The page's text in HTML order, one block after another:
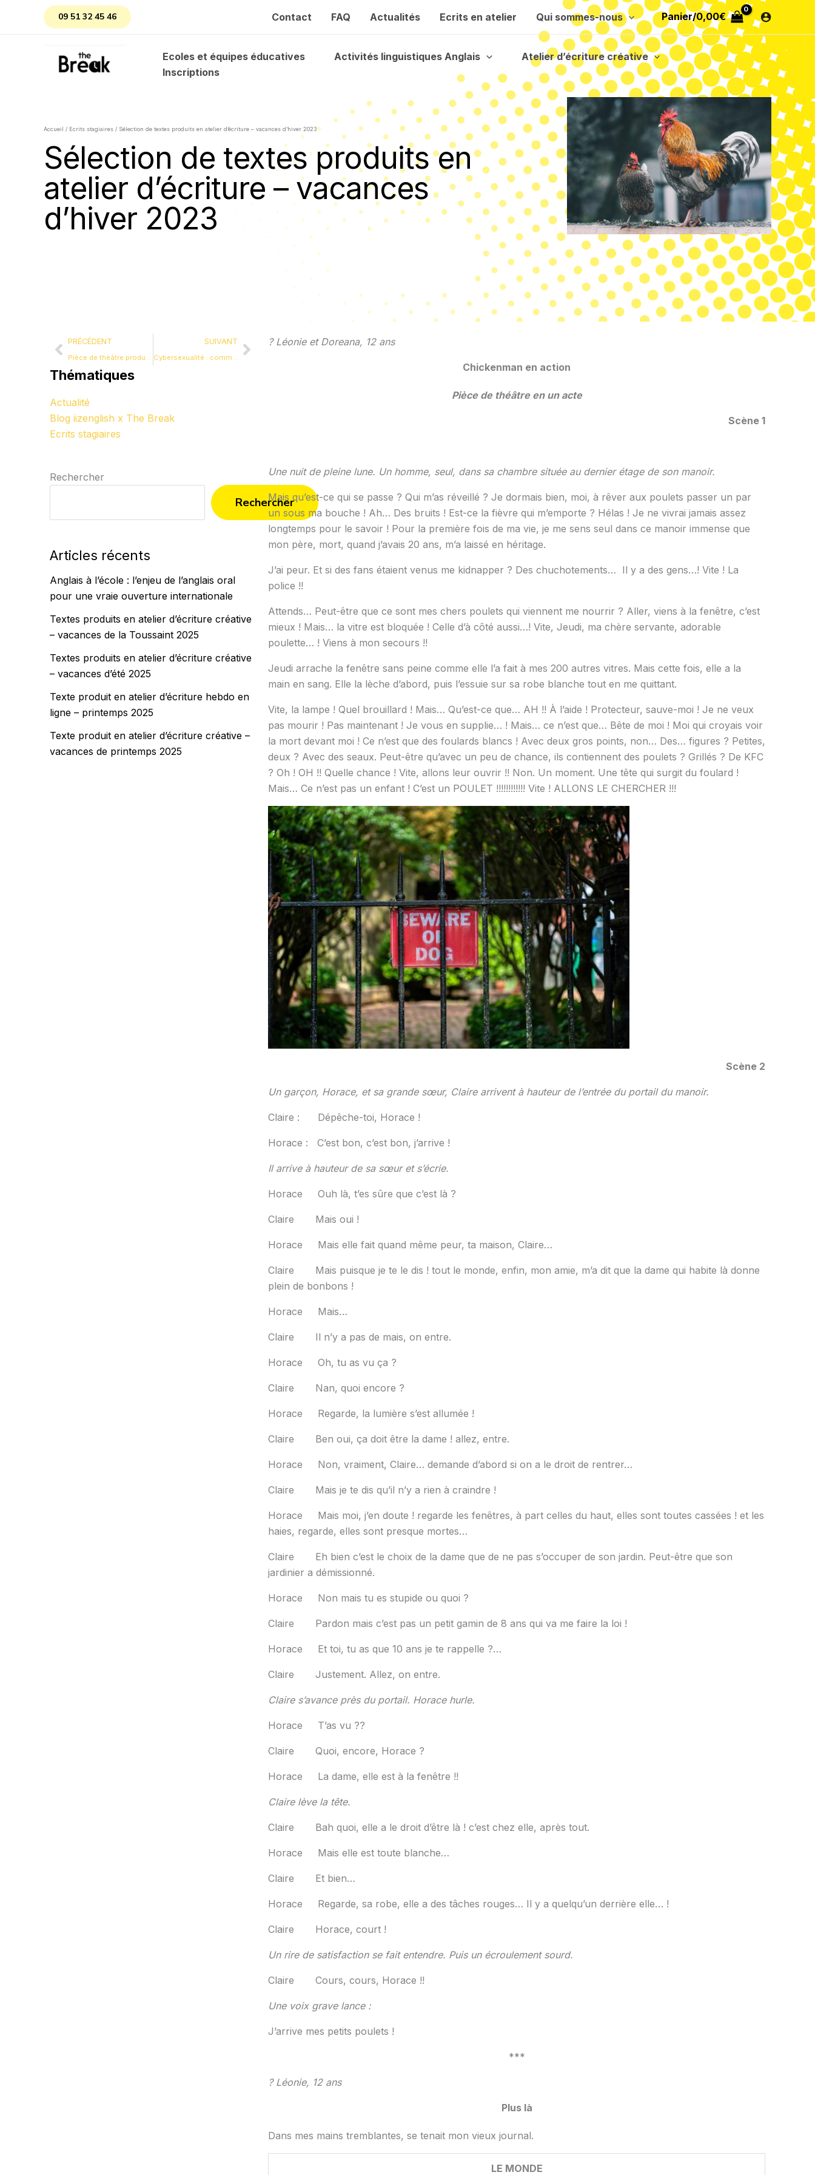
09 51 32 45 46 Contact FAQ Actualités Ecrits en atelier Qui sommes-nous Panier/0,00€
Ecoles et équipes éducatives Activités linguistiques Anglais
Atelier d’écriture créative
Inscriptions
Accueil / Ecrits stagiaires / Sélection de textes produits en atelier d’écriture – vacances d’hiver 2023
Sélection de textes produits en
atelier d’écriture – vacances
d’hiver 2023
Précédent
PRÉCÉDENT
Pièce de théâtre produite en atelier Théâtre et improvisation en anglais – classe de 3ème
SUIVANT
Cybersexualité : comment protéger les enfants et les adolescents
Suivant
Thématiques
Actualité
Blog iizenglish x The Break
Ecrits stagiaires
Rechercher
Rechercher
Articles récents
Anglais à l’école : l’enjeu de l’anglais oral
pour une vraie ouverture internationale
Textes produits en atelier d’écriture créative
– vacances de la Toussaint 2025
Textes produits en atelier d’écriture créative
– vacances d’été 2025
Texte produit en atelier d’écriture hebdo en
ligne – printemps 2025
Texte produit en atelier d’écriture créative –
vacances de printemps 2025
? Léonie et Doreana, 12 ans
Chickenman en action
Pièce de théâtre en un acte
Scène 1
Une nuit de pleine lune. Un homme, seul, dans sa chambre située au dernier étage de son manoir.
Mais qu’est-ce qui se passe ? Qui m’as réveillé ? Je dormais bien, moi, à rêver aux poulets passer un par
un sous ma bouche ! Ah… Des bruits ! Est-ce la fièvre qui m’emporte ? Hélas ! Je ne vivrai jamais assez
longtemps pour le savoir ! Pour la première fois de ma vie, je me sens seul dans ce manoir immense que
mon père, mort, quand j’avais 20 ans, m’a laissé en héritage.
J’ai peur. Et si des fans étaient venus me kidnapper ? Des chuchotements… Il y a des gens…! Vite ! La
police !!
Attends… Peut-être que ce sont mes chers poulets qui viennent me nourrir ? Aller, viens à la fenêtre, c’est
mieux ! Mais… la vitre est bloquée ! Celle d’à côté aussi…! Vite, Jeudi, ma chère servante, adorable
poulette… ! Viens à mon secours !!
Jeudi arrache la fenêtre sans peine comme elle l’a fait à mes 200 autres vitres. Mais cette fois, elle a la
main en sang. Elle la lèche d’abord, puis l’essuie sur sa robe blanche tout en me quittant.
Vite, la lampe ! Quel brouillard ! Mais… Qu’est-ce que… AH !! À l’aide ! Protecteur, sauve-moi ! Je ne veux
pas mourir ! Pas maintenant ! Je vous en supplie… ! Mais… ce n’est que… Bête de moi ! Moi qui croyais voir
la mort devant moi ! Ce n’est que des foulards blancs ! Avec deux gros points, non… Des… figures ? Petites,
deux ? Avec des seaux. Peut-être qu’avec un peu de chance, ils contiennent des poulets ? Grillés ? De KFC
? Oh ! OH !! Quelle chance ! Vite, allons leur ouvrir !! Non. Un moment. Une tête qui surgit du foulard !
Mais… Ce n’est pas un enfant ! C’est un POULET !!!!!!!!!!!! Vite ! ALLONS LE CHERCHER !!!
Scène 2
Un garçon, Horace, et sa grande sœur, Claire arrivent à hauteur de l’entrée du portail du manoir.
Claire : Dépêche-toi, Horace !
Horace : C’est bon, c’est bon, j’arrive !
Il arrive à hauteur de sa sœur et s’écrie.
Horace Ouh là, t’es sûre que c’est là ?
Claire Mais oui !
Horace Mais elle fait quand même peur, ta maison, Claire…
Claire Mais puisque je te le dis ! tout le monde, enfin, mon amie, m’a dit que la dame qui habite là donne
plein de bonbons !
Horace Mais…
Claire Il n’y a pas de mais, on entre.
Horace Oh, tu as vu ça ?
Claire Nan, quoi encore ?
Horace Regarde, la lumière s’est allumée !
Claire Ben oui, ça doit être la dame ! allez, entre.
Horace Non, vraiment, Claire… demande d’abord si on a le droit de rentrer…
Claire Mais je te dis qu’il n’y a rien à craindre !
Horace Mais moi, j’en doute ! regarde les fenêtres, à part celles du haut, elles sont toutes cassées ! et les
haies, regarde, elles sont presque mortes…
Claire Eh bien c’est le choix de la dame que de ne pas s’occuper de son jardin. Peut-être que son
jardinier a démissionné.
Horace Non mais tu es stupide ou quoi ?
Claire Pardon mais c’est pas un petit gamin de 8 ans qui va me faire la loi !
Horace Et toi, tu as que 10 ans je te rappelle ?…
Claire Justement. Allez, on entre.
Claire s’avance près du portail. Horace hurle.
Horace T’as vu ??
Claire Quoi, encore, Horace ?
Horace La dame, elle est à la fenêtre !!
Claire lève la tête.
Claire Bah quoi, elle a le droit d’être là ! c’est chez elle, après tout.
Horace Mais elle est toute blanche…
Claire Et bien…
Horace Regarde, sa robe, elle a des tâches rouges… Il y a quelqu’un derrière elle… !
Claire Horace, court !
Un rire de satisfaction se fait entendre. Puis un écroulement sourd.
Claire Cours, cours, Horace !!
Une voix grave lance :
J’arrive mes petits poulets !
***
? Léonie, 12 ans
Plus là
Dans mes mains tremblantes, se tenait mon vieux journal.
LE MONDE